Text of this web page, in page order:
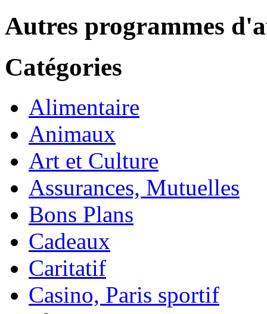
Autres programmes
Catégories
Alimentaire
Animaux
Art et Culture
Assurances, Mutuelles
Bons Plans
Cadeaux
Caritatif
Casino, Paris sportif